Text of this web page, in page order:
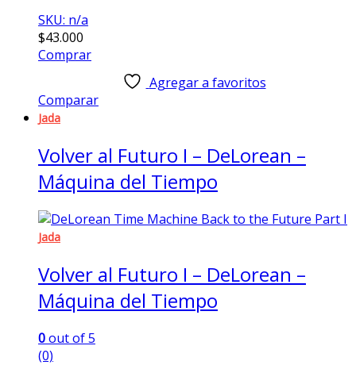
SKU: n/a
$43.000
Comprar
Agregar a favoritos
Comparar
Jada
Volver al Futuro I – DeLorean –
Máquina del Tiempo
Jada
Volver al Futuro I – DeLorean –
Máquina del Tiempo
0out of 5
(0)